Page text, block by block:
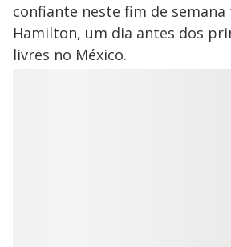
confiante neste fim de
Hamilton, um dia antes dos
livres no México.